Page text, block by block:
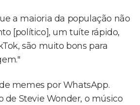
a maioria da população não
[político], um tuíte rápido,
são muito bons para
memes por WhatsApp.
de Stevie Wonder, o músico